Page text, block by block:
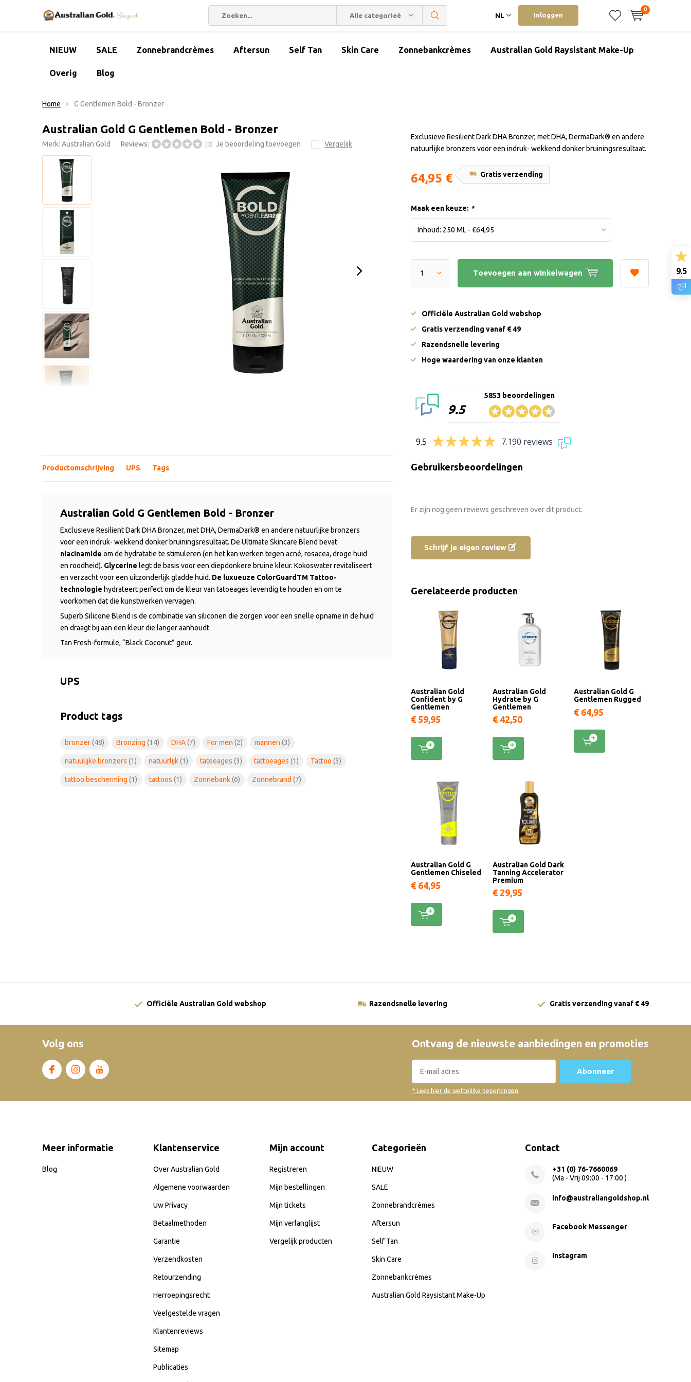
Alle categorieën NL Inloggen
0
NIEUW SALE Zonnebrandcrèmes Aftersun Self Tan Skin Care Zonnebankcrèmes Australian Gold Raysistant Make-Up
Overig Blog
Home G Gentlemen Bold - Bronzer
Australian Gold G Gentlemen Bold - Bronzer
Merk: Australian Gold Reviews: (0) Je beoordeling toevoegen Vergelijk
Exclusieve Resilient Dark DHA Bronzer, met DHA, DermaDark® en andere
natuurlijke bronzers voor een indruk- wekkend donker bruiningsresultaat.
64,95 € Gratis verzending
Maak een keuze: *
Toevoegen aan winkelwagen
Officiële Australian Gold webshop
Gratis verzending vanaf € 49
Razendsnelle levering
Hoge waardering van onze klanten
9.5
5853 beoordelingen
9.5 7.190 reviews
Productomschrijving UPS Tags
Australian Gold G Gentlemen Bold - Bronzer
Exclusieve Resilient Dark DHA Bronzer, met DHA, DermaDark® en andere natuurlijke bronzers
voor een indruk- wekkend donker bruiningsresultaat. De Ultimate Skincare Blend bevat
niacinamide om de hydratatie te stimuleren (en het kan werken tegen acné, rosacea, droge huid
en roodheid). Glycerine legt de basis voor een diepdonkere bruine kleur. Kokoswater revitaliseert
en verzacht voor een uitzonderlijk gladde huid. De luxueuze ColorGuardTM Tattoo-
technologie hydrateert perfect om de kleur van tatoeages levendig te houden en om te
voorkomen dat die kunstwerken vervagen.
Superb Silicone Blend is de combinatie van siliconen die zorgen voor een snelle opname in de huid
en draagt bij aan een kleur die langer aanhoudt.
Tan Fresh-formule, “Black Coconut” geur.
UPS
Product tags
bronzer(48) Bronzing (14) DHA(7) For men (2) mannen (3)
natuulijke bronzers (1) natuurlijk(1) tatoeages (3) tattoeages (1) Tattoo (3)
tattoo bescherming (1) tattoos (1) Zonnebank(6) Zonnebrand (7)
Gebruikersbeoordelingen
Er zijn nog geen reviews geschreven over dit product.
Schrijf je eigen review
Gerelateerde producten
Australian Gold
Confident by G
Gentlemen
€ 59,95
Australian Gold
Hydrate by G
Gentlemen
€ 42,50
Australian Gold G
Gentlemen Rugged
€ 64,95
Australian Gold G
Gentlemen Chiseled
€ 64,95
Australian Gold Dark
Tanning Accelerator
Premium
€ 29,95
Officiële Australian Gold webshop Razendsnelle levering Gratis verzending vanaf € 49
Volg ons Ontvang de nieuwste aanbiedingen en promoties
Abonneer
* Lees hier de wettelijke beperkingen
Meer informatie
Blog
Klantenservice
Over Australian Gold
Algemene voorwaarden
Uw Privacy
Betaalmethoden
Garantie
Verzendkosten
Retourzending
Herroepingsrecht
Veelgestelde vragen
Klantenreviews
Sitemap
Publicaties
Mijn account
Registreren
Mijn bestellingen
Mijn tickets
Mijn verlanglijst
Vergelijk producten
Categorieën
NIEUW
SALE
Zonnebrandcrèmes
Aftersun
Self Tan
Skin Care
Zonnebankcrèmes
Australian Gold Raysistant Make-Up
Contact
+31 (0) 76-7660069
(Ma - Vrij 09:00 - 17:00 )
info@australiangoldshop.nl
Facebook Messenger
Instagram
9.5